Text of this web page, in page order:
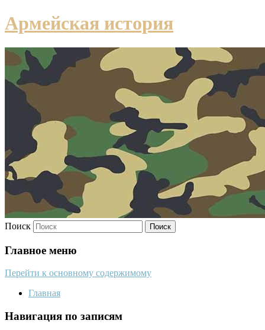
Армейская история
Поиск
Главное меню
Перейти к основному содержимому
Главная
Навигация по записям